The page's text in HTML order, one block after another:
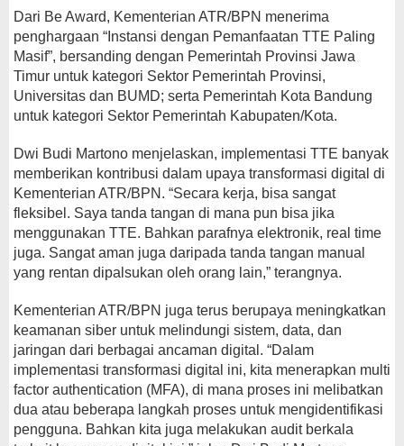
Dari Be Award, Kementerian ATR/BPN menerima
penghargaan “Instansi dengan Pemanfaatan TTE Paling
Masif”, bersanding dengan Pemerintah Provinsi Jawa
Timur untuk kategori Sektor Pemerintah Provinsi,
Universitas dan BUMD; serta Pemerintah Kota Bandung
untuk kategori Sektor Pemerintah Kabupaten/Kota.
Dwi Budi Martono menjelaskan, implementasi TTE banyak
memberikan kontribusi dalam upaya transformasi digital di
Kementerian ATR/BPN. “Secara kerja, bisa sangat
fleksibel. Saya tanda tangan di mana pun bisa jika
menggunakan TTE. Bahkan parafnya elektronik, real time
juga. Sangat aman juga daripada tanda tangan manual
yang rentan dipalsukan oleh orang lain,” terangnya.
Kementerian ATR/BPN juga terus berupaya meningkatkan
keamanan siber untuk melindungi sistem, data, dan
jaringan dari berbagai ancaman digital. “Dalam
implementasi transformasi digital ini, kita menerapkan multi
factor authentication (MFA), di mana proses ini melibatkan
dua atau beberapa langkah proses untuk mengidentifikasi
pengguna. Bahkan kita juga melakukan audit berkala